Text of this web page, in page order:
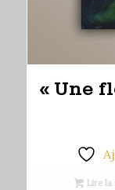
« Une
Lire la